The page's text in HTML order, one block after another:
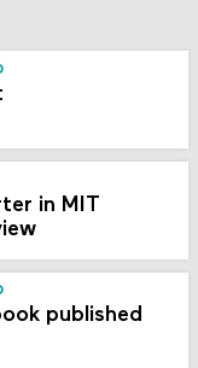
in MIT
published